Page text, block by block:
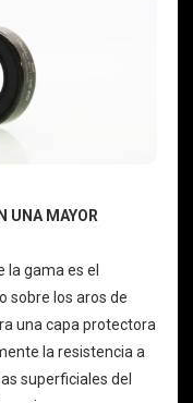
UNA MAYOR
gama es el
sobre los aros de
una capa protectora
la resistencia a
superficiales del